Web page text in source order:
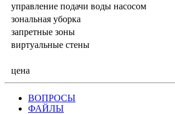
управление подачи воды насосом
зональная уборка
запретные зоны
виртуальные стены
цена
ВОПРОСЫ
ФАЙЛЫ